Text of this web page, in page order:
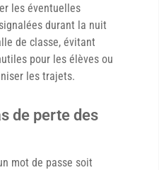
les éventuelles
durant la nuit
de classe, évitant
pour les élèves ou
les trajets.
de perte des
mot de passe soit